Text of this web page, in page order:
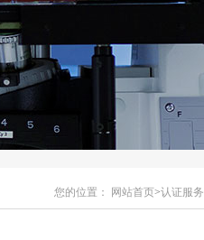
您的位置： 网站首页>认证服务